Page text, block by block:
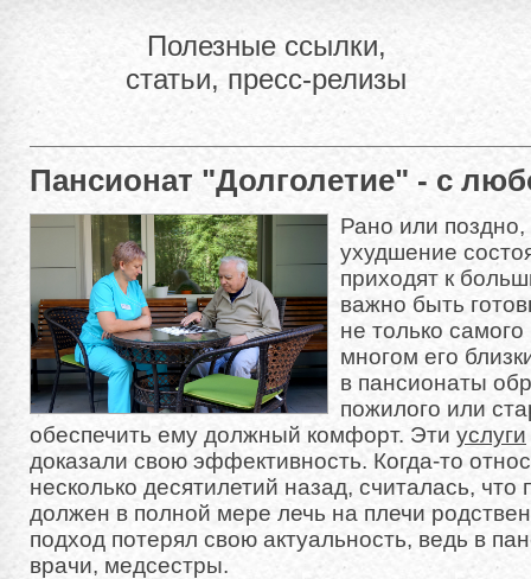
Полезные ссылки,
статьи, пресс-релизы
Пансионат "Долголетие" - с
Рано или поздно,
ухудшение
приходят к
важно быть
не только
многом его
в пансионаты
пожилого или
обеспечить ему должный комфорт. Эти услуги
доказали свою эффективность. Когда-то
несколько десятилетий назад, считалась,
должен в полной мере лечь на плечи
подход потерял свою актуальность, ведь в
врачи, медсестры.